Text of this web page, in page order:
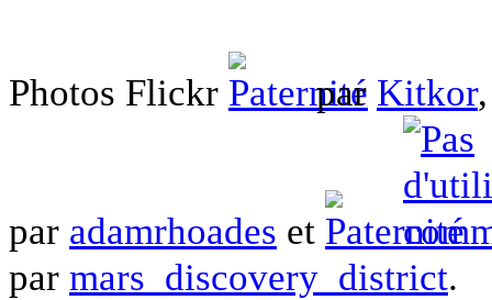
Photos Flickr par Kitkor
par adamrhoades et
par mars_discovery_district.